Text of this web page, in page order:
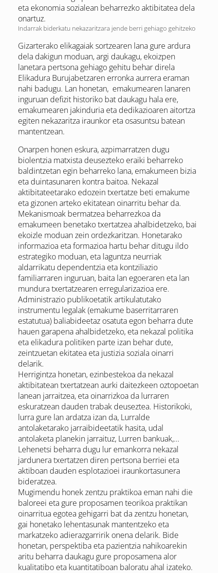
eta ekonomia sozialean beharrezko aktibitatea dela
onartuz.
Indarrak biderkatu nekazaritzara jende berri gehiago gehitzeko
Gizarterako elikagaiak sortzearen lana gure ardura
dela dakigun moduan, argi daukagu, ekoizpen
lanetara pertsona gehiago gehitu behar direla
Elikadura Burujabetzaren erronka aurrera eraman
nahi badugu. Lan honetan, emakumearen lanaren
inguruan defizit historiko bat daukagu hala ere,
emakumearen jakinduria eta dedikazioaren aitortza
egiten nekazaritza iraunkor eta osasuntsu batean
mantentzean.
Onarpen honen eskura, azpimarratzen dugu
biolentzia matxista deusezteko eraiki beharreko
baldintzetan egin beharreko lana, emakumeen bizia
eta duintasunaren kontra baitoa. Nekazal
aktibitateetarako edozein txertatze beti emakume
eta gizonen arteko ekitatean oinarritu behar da.
Mekanismoak bermatzea beharrezkoa da
emakumeen benetako txertatzea ahalbidetzeko, bai
ekoizle moduan zein ordezkaritzan. Honetarako
informazioa eta formazioa hartu behar ditugu ildo
estrategiko moduan, eta laguntza neurriak
aldarrikatu dependentzia eta kontziliazio
familiarraren inguruan, baita lan egoeraren eta lan
mundura txertatzearen erregularizazioa ere.
Administrazio publikoetatik artikulatutako
instrumentu legalak (emakume baserritarraren
estatutua) baliabideetaz osatuta egon beharra dute
hauen garapena ahalbidetzeko, eta nekazal politika
eta elikadura politiken parte izan behar dute,
zeintzuetan ekitatea eta justizia soziala oinarri
delarik.
Herrigintza honetan, ezinbestekoa da nekazal
aktibitatean txertatzean aurki daitezkeen oztopoetan
lanean jarraitzea, eta oinarrizkoa da lurraren
eskuratzean dauden trabak deuseztea. Historikoki,
lurra gure lan ardatza izan da, Lurralde
antolaketarako jarraibideetatik hasita, udal
antolaketa planekin jarraituz, Lurren bankuak,…
Lehenetsi beharra dugu lur emankorra nekazal
jardunera txertatzen diren pertsona berriei eta
aktiboan dauden esplotazioei iraunkortasunera
bideratzea.
Mugimendu honek zentzu praktikoa eman nahi die
baloreei eta gure proposamen teorikoa praktikan
oinarritua egotea gehigarri bat da zentzu honetan,
gai honetako lehentasunak mantentzeko eta
markatzeko adierazgarririk onena delarik. Bide
honetan, perspektiba eta pazientzia nahikoarekin
aritu beharra daukagu gure proposamena alor
kualitatibo eta kuantitatiboan baloratu ahal izateko.